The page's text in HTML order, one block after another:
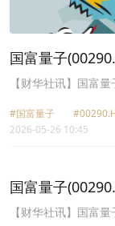
国富量子
19.9%权益 盘
【财华社讯】国富
1189万股已发行股
代价为1980万美元(
成后，公司持有目标
低，盘中一度跌逾
露，目标公司的主
#国富量子
2026-05-26 10:45
国富量子
忘录
【财华社讯】国富